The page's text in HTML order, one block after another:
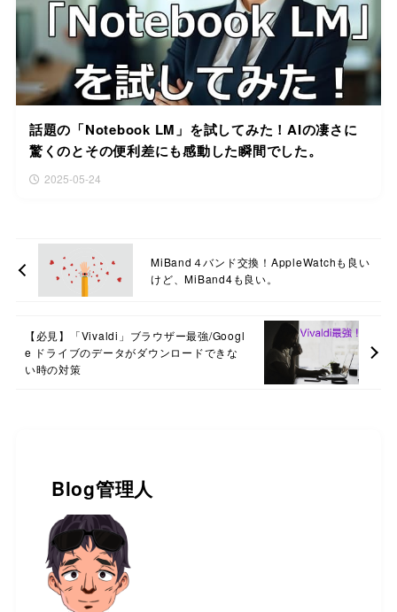
話題の「Notebook LM」を試してみた！AIの凄さに
驚くのとその便利差にも感動した瞬間でした。
2025-05-24
MiBand４バンド交換！AppleWatchも良い
けど、MiBand4も良い。
【必見】「Vivaldi」ブラウザー最強/Googl
e ドライブのデータがダウンロードできな
い時の対策
Blog管理人